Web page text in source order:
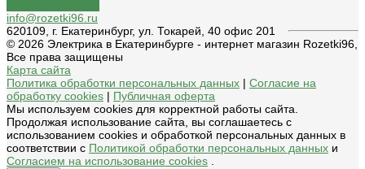
info@rozetki96.ru
620109, г. Екатеринбург, ул. Токарей, 40 офис 201
© 2026 Электрика в Екатеринбурге - интернет магазин Rozetki96,
Все права защищены
Карта сайта
Политика обработки персональных данных | Согласие на
обработку cookies | Публичная оферта
Мы используем cookies для корректной работы сайта.
Продолжая использование сайта, вы соглашаетесь с
использованием cookies и обработкой персональных данных в
соответствии с Политикой обработки персональных данных и
Согласием на использование cookies